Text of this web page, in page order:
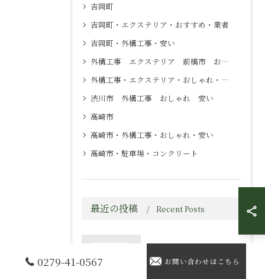
吉岡町
吉岡町・エクステリア・おすすめ・業者
吉岡町・外構工事・安い
外構工事 エクステリア 前橋市 おすすめ
外構工事・エクステリア・おしゃれ・ナチュラル
渋川市 外構工事 おしゃれ 安い
高崎市
高崎市・外構工事・おしゃれ・安い
高崎市・駐車場・コンクリート
最近の投稿 Recent Posts
高崎市で石材を使った外構をおしゃれかつ安く実現するポイント徹底解説
0279-41-0567 お問い合わせはこちら